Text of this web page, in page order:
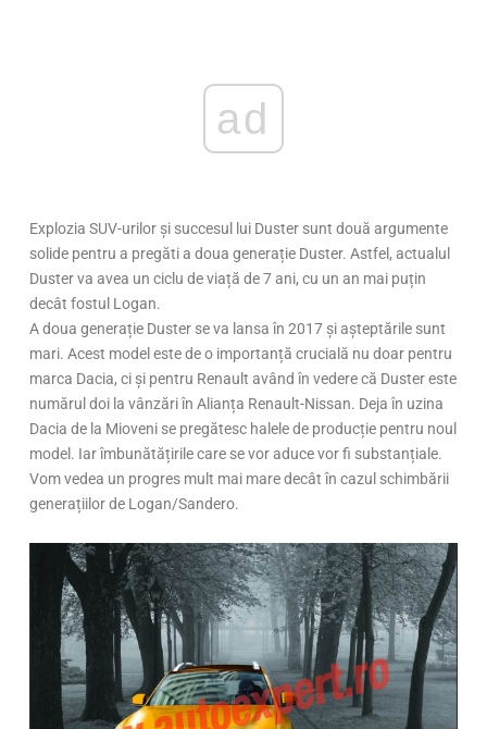
ad
Explozia SUV-urilor și succesul lui Duster sunt două argumente
solide pentru a pregăti a doua generație Duster. Astfel, actualul
Duster va avea un ciclu de viață de 7 ani, cu un an mai puțin
decât fostul Logan.
A doua generație Duster se va lansa în 2017 și așteptările sunt
mari. Acest model este de o importanță crucială nu doar pentru
marca Dacia, ci și pentru Renault având în vedere că Duster este
numărul doi la vânzări în Alianța Renault-Nissan. Deja în uzina
Dacia de la Mioveni se pregătesc halele de producție pentru noul
model. Iar îmbunătățirile care se vor aduce vor fi substanțiale.
Vom vedea un progres mult mai mare decât în cazul schimbării
generațiilor de Logan/Sandero.